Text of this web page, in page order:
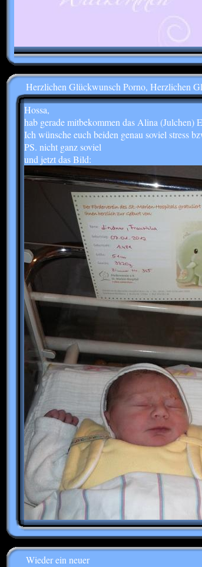
Herzlichen Glückwunsch Porno, Herzlichen
Hossa,
hab gerade mitbekommen das Alina (Julchen)
Ich wünsche euch beiden genau soviel stress
PS. nicht ganz soviel
und jetzt das Bild:
Wieder ein neuer